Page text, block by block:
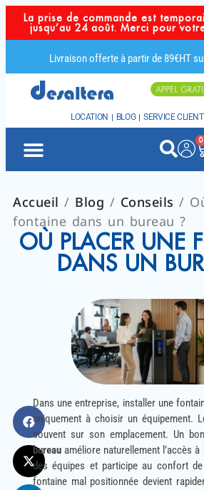
La prise de commande est
jusqu’au 24 août. Merci pour
Livraison offerte à partir de 89€HT
LOCATION BLOG SERVICE CLIENT
0
Accueil / Blog / Conseils /
fontaine dans un bureau ?
OÙ PLACER UNE
DANS UN
Dans une entreprise, installer une
uniquement à choisir un équipement.
souvent sur son emplacement. Un bon
bureauaméliore naturellement l’accès à
des équipes et participe au confort
fontaine mal positionnée devient